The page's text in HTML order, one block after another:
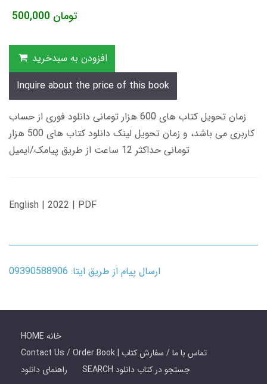
500,000 تومان
افزودن به سبدخرید
Inquire about the price of this book
زمان تحویل کتاب های 600 هزار تومانی دانلود فوری از حساب
کاربری می باشد، و زمان تحویل لینک دانلود کتاب های 500 هزار
تومانی حداکثر 12 ساعت از طریق پیامک/ایمیل
English | 2022 | PDF
ارسال پیام از طریق ایتا: 09390588906
HOME خانه
Contact Us / Order Book | تماس با ما / سفارش کتاب
راهنمای دانلود
SEARCH جستجو در کتاب دانلود